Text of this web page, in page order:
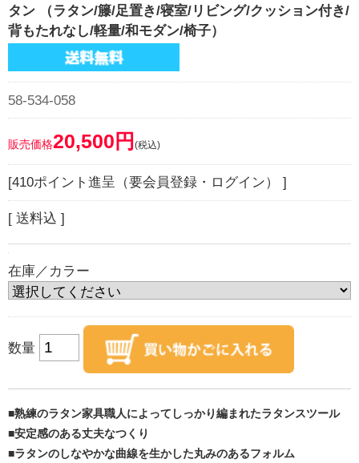
タン （ラタン/籐/足置き/寝室/リビング/クッション付き/
背もたれなし/軽量/和モダン/椅子）
58-534-058
販売価格20,500円 (税込)
[410ポイント進呈（要会員登録・ログイン） ]
[ 送料込 ]
在庫／カラー
数量
■熟練のラタン家具職人によってしっかり編まれたラタンスツール
■安定感のある丈夫なつくり
■ラタンのしなやかな曲線を生かした丸みのあるフォルム